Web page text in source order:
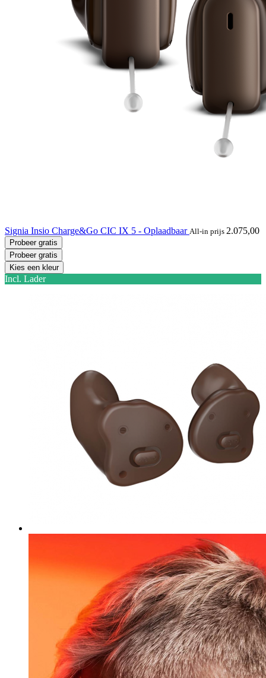
Signia Insio Charge&Go CIC IX 5 - Oplaadbaar All-in prijs 2.075,00
Probeer gratis
Probeer gratis
Kies een kleur
Incl. Lader